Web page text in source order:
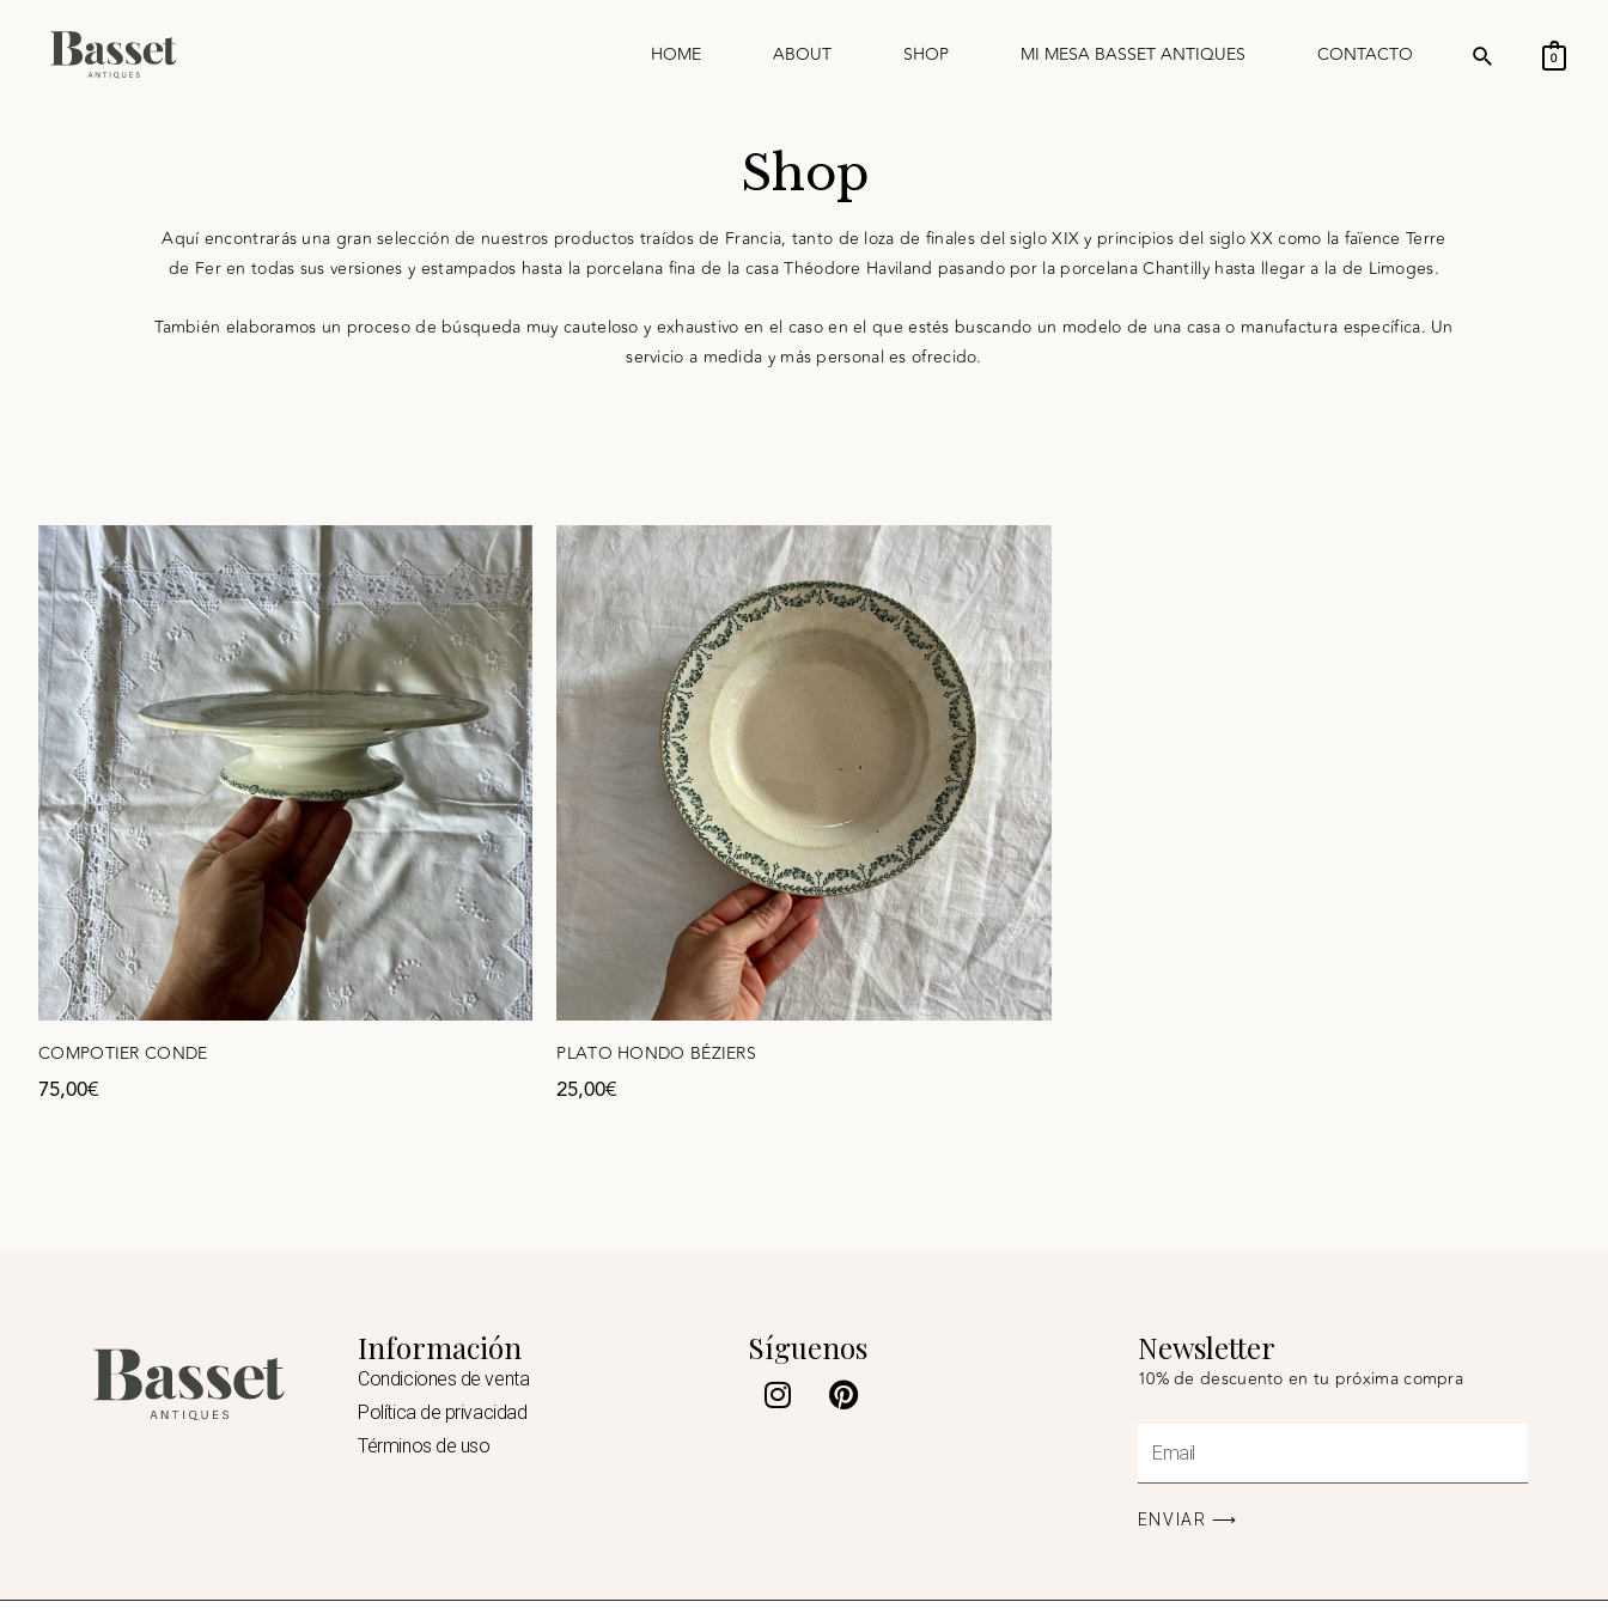
contenido
HOME ABOUT SHOP MI MESA BASSET ANTIQUES CONTACTO 0
Shop
Aquí encontrarás una gran selección de nuestros productos traídos de Francia, tanto de loza de finales del siglo XIX y principios del siglo XX como la faïence Terre
de Fer en todas sus versiones y estampados hasta la porcelana fina de la casa Théodore Haviland pasando por la porcelana Chantilly hasta llegar a la de Limoges.
También elaboramos un proceso de búsqueda muy cauteloso y exhaustivo en el caso en el que estés buscando un modelo de una casa o manufactura específica. Un
servicio a medida y más personal es ofrecido.
COMPOTIER CONDE
75,00€
PLATO HONDO BÉZIERS
25,00€
Información
Condiciones de venta
Política de privacidad
Términos de uso
Síguenos
Instagram
Pinterest
Newsletter
10% de descuento en tu próxima compra
Email
ENVIAR ⟶